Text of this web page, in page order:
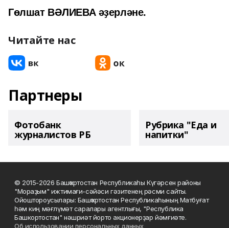
Гөлшат ВӘЛИЕВА әҙерләне.
Читайте нас
Партнеры
Фотобанк
журналистов РБ
Рубрика "Еда и
напитки"
© 2015-2026 Башҡортостан Республикаһы Күгәрсен районы
"Мораҙым" ижтимағи-сәйәси гәзитенең рәсми сайты.
Ойоштороусылары: Башҡортостан Республикаһының Матбуғат
һәм киң мәғлүмәт саралары агентлығы, "Республика
Башкортостан" нәшриәт йорто акционерҙар йәмғиәте.
Об использовании персональных данных